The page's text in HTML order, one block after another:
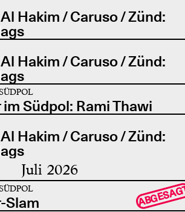
Hakim / Caruso / Zünd:
Hakim / Caruso / Zünd:
Südpol: Rami Thawi
Hakim / Caruso / Zünd:
Juli 2026
Slam